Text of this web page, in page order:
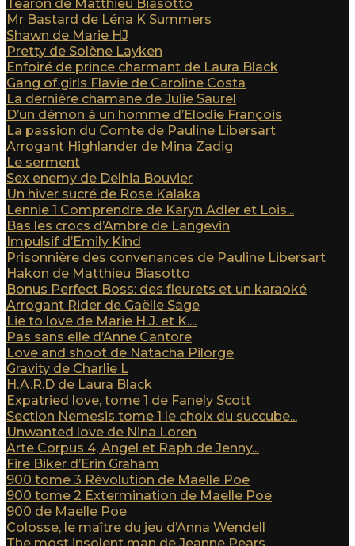
Tearon de Matthieu Biasotto
Mr Bastard de Léna K Summers
Shawn de Marie HJ
Pretty de Solène Layken
Enfoiré de prince charmant de Laura Black
Gang of girls Flavie de Caroline Costa
La dernière chamane de Julie Saurel
D’un démon à un homme d’Elodie François
La passion du Comte de Pauline Libersart
Arrogant Highlander de Mina Zadig
Le serment
Sex enemy de Delhia Bouvier
Un hiver sucré de Rose Kalaka
Lennie 1 Comprendre de Karyn Adler et Lois...
Bas les crocs d’Ambre de Langevin
Impulsif d’Emily Kind
Prisonnière des convenances de Pauline Libersart
Hakon de Matthieu Biasotto
Bonus Perfect Boss: des fleurets et un karaoké
Arrogant Rider de Gaëlle Sage
Lie to love de Marie H.J. et K....
Pas sans elle d’Anne Cantore
Love and shoot de Natacha Pilorge
Gravity de Charlie L
H.A.R.D de Laura Black
Expatried love, tome 1 de Fanely Scott
Section Nemesis tome 1 le choix du succube...
Unwanted love de Nina Loren
Arte Corpus 4, Angel et Raph de Jenny...
Fire Biker d’Erin Graham
900 tome 3 Révolution de Maelle Poe
900 tome 2 Extermination de Maelle Poe
900 de Maelle Poe
Colosse, le maître du jeu d’Anna Wendell